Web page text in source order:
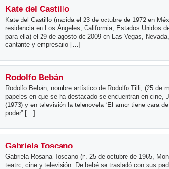
Kate del Castillo
Kate del Castillo (nacida el 23 de octubre de 1972 en
residencia en Los Ángeles, Califormia, Estados Unidos
para ella) el 29 de agosto de 2009 en Las Vegas,
cantante y empresario […]
Rodolfo Bebán
Rodolfo Bebán, nombre artístico de Rodolfo Tilli, (25 de
papeles en que se ha destacado se encuentran en cine,
(1973) y en televisión la telenovela “El amor tiene cara de
poder” […]
Gabriela Toscano
Gabriela Rosana Toscano (n. 25 de octubre de 1965,
teatro, cine y televisión. De bebé se trasladó con sus